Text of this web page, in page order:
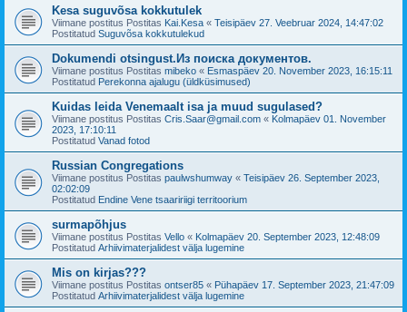
Kesa suguvõsa kokkutulek
Viimane postitus Postitas Kai.Kesa « Teisipäev 27. Veebruar 2024, 14:47:02
Postitatud Suguvõsa kokkutulekud
Dokumendi otsingust.Из поиска документов.
Viimane postitus Postitas mibeko « Esmaspäev 20. November 2023, 16:15:11
Postitatud Perekonna ajalugu (üldküsimused)
Kuidas leida Venemaalt isa ja muud sugulased?
Viimane postitus Postitas Cris.Saar@gmail.com « Kolmapäev 01. November
2023, 17:10:11
Postitatud Vanad fotod
Russian Congregations
Viimane postitus Postitas paulwshumway « Teisipäev 26. September 2023,
02:02:09
Postitatud Endine Vene tsaaririigi territoorium
surmapõhjus
Viimane postitus Postitas Vello « Kolmapäev 20. September 2023, 12:48:09
Postitatud Arhiivimaterjalidest välja lugemine
Mis on kirjas???
Viimane postitus Postitas ontser85 « Pühapäev 17. September 2023, 21:47:09
Postitatud Arhiivimaterjalidest välja lugemine